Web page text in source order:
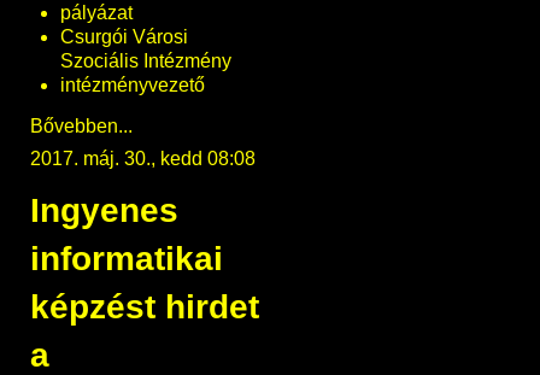
pályázat
Csurgói Városi
Szociális Intézmény
intézményvezető
Bővebben...
2017. máj. 30., kedd 08:08
Ingyenes
informatikai
képzést hirdet
a